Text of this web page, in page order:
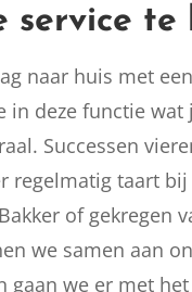
service te
naar huis met
in deze functie wat
Successen
regelmatig taart
of gekregen
we samen aan
gaan we er met